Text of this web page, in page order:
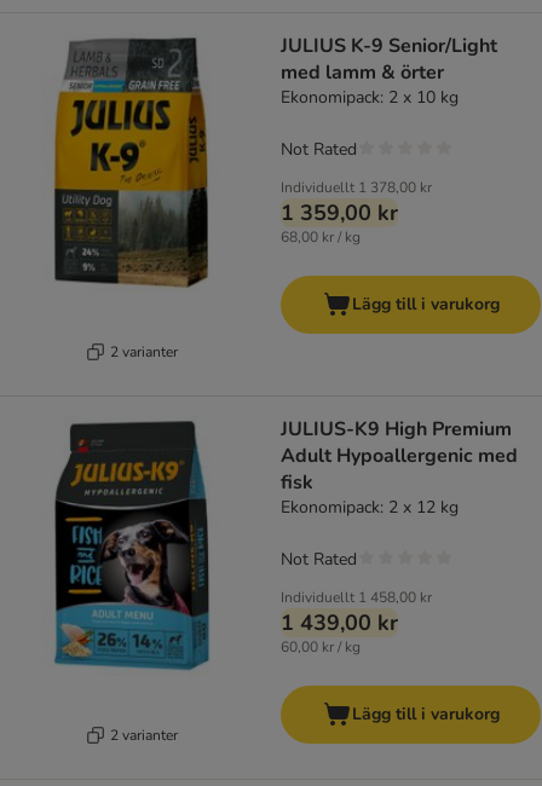
2 varianter
JULIUS K-9 Senior/Light
med lamm & örter
Ekonomipack: 2 x 10 kg
Individuellt 1 378,00 kr
1 359,00 kr
68,00 kr / kg
Not Rated
Lägg till i varukorg
2 varianter
JULIUS-K9 High Premium
Adult Hypoallergenic med
fisk
Ekonomipack: 2 x 12 kg
Individuellt 1 458,00 kr
1 439,00 kr
60,00 kr / kg
Not Rated
Lägg till i varukorg